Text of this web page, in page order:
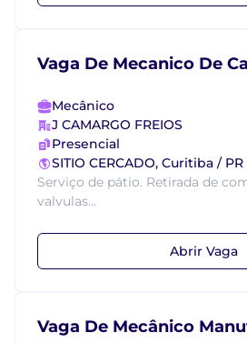
Vaga De Mecanico De
Mecânico
J CAMARGO FREIOS
Presencial
SITIO CERCADO, Curitiba / PR
Serviço de pátio. Retirada de
valvulas...
Abrir Vaga
Vaga De Mecânico